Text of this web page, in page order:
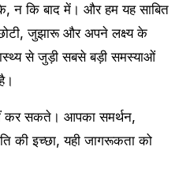
न कि बाद में। और हम यह साबित
जुझारू और अपने लक्ष्य के
से जुड़ी सबसे बड़ी समस्याओं
कर सकते। आपका समर्थन,
की इच्छा, यही जागरूकता को